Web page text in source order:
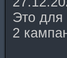
Это для
2